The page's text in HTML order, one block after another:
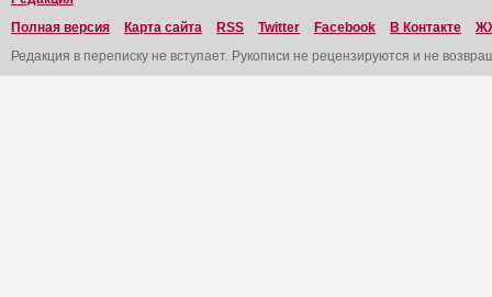
Полная версия
Карта сайта RSS Twitter Facebook В Контакте
Редакция в переписку не вступает. Рукописи не рецензируются и не